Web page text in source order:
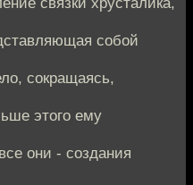
собой
сокращаясь,
этого ему
они - создания